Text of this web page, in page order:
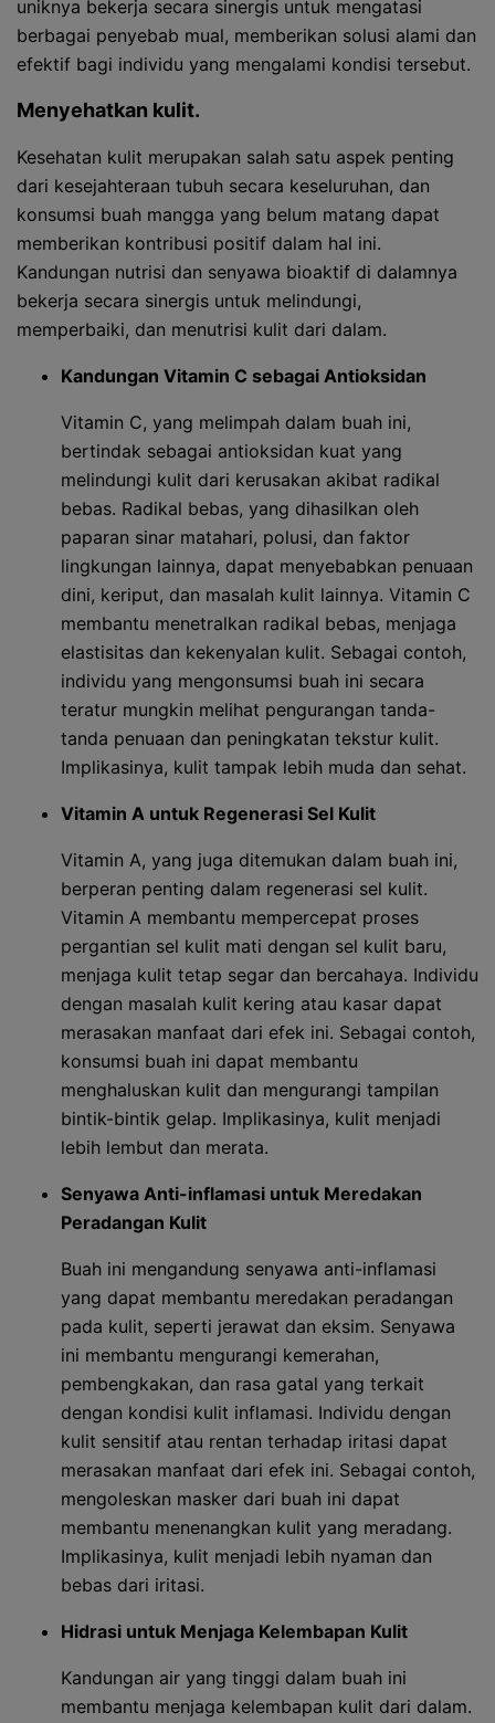
uniknya bekerja secara sinergis untuk mengatasi
berbagai penyebab mual, memberikan solusi alami dan
efektif bagi individu yang mengalami kondisi tersebut.
Menyehatkan kulit.
Kesehatan kulit merupakan salah satu aspek penting
dari kesejahteraan tubuh secara keseluruhan, dan
konsumsi buah mangga yang belum matang dapat
memberikan kontribusi positif dalam hal ini.
Kandungan nutrisi dan senyawa bioaktif di dalamnya
bekerja secara sinergis untuk melindungi,
memperbaiki, dan menutrisi kulit dari dalam.
Kandungan Vitamin C sebagai Antioksidan
Vitamin C, yang melimpah dalam buah ini,
bertindak sebagai antioksidan kuat yang
melindungi kulit dari kerusakan akibat radikal
bebas. Radikal bebas, yang dihasilkan oleh
paparan sinar matahari, polusi, dan faktor
lingkungan lainnya, dapat menyebabkan penuaan
dini, keriput, dan masalah kulit lainnya. Vitamin C
membantu menetralkan radikal bebas, menjaga
elastisitas dan kekenyalan kulit. Sebagai contoh,
individu yang mengonsumsi buah ini secara
teratur mungkin melihat pengurangan tanda-
tanda penuaan dan peningkatan tekstur kulit.
Implikasinya, kulit tampak lebih muda dan sehat.
Vitamin A untuk Regenerasi Sel Kulit
Vitamin A, yang juga ditemukan dalam buah ini,
berperan penting dalam regenerasi sel kulit.
Vitamin A membantu mempercepat proses
pergantian sel kulit mati dengan sel kulit baru,
menjaga kulit tetap segar dan bercahaya. Individu
dengan masalah kulit kering atau kasar dapat
merasakan manfaat dari efek ini. Sebagai contoh,
konsumsi buah ini dapat membantu
menghaluskan kulit dan mengurangi tampilan
bintik-bintik gelap. Implikasinya, kulit menjadi
lebih lembut dan merata.
Senyawa Anti-inflamasi untuk Meredakan
Peradangan Kulit
Buah ini mengandung senyawa anti-inflamasi
yang dapat membantu meredakan peradangan
pada kulit, seperti jerawat dan eksim. Senyawa
ini membantu mengurangi kemerahan,
pembengkakan, dan rasa gatal yang terkait
dengan kondisi kulit inflamasi. Individu dengan
kulit sensitif atau rentan terhadap iritasi dapat
merasakan manfaat dari efek ini. Sebagai contoh,
mengoleskan masker dari buah ini dapat
membantu menenangkan kulit yang meradang.
Implikasinya, kulit menjadi lebih nyaman dan
bebas dari iritasi.
Hidrasi untuk Menjaga Kelembapan Kulit
Kandungan air yang tinggi dalam buah ini
membantu menjaga kelembapan kulit dari dalam.